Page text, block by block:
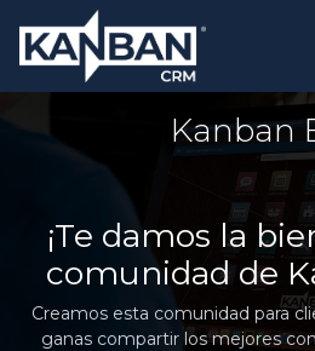
Kanban
¡Te damos la
comunidad de
Creamos esta comunidad para
ganas compartir los mejores